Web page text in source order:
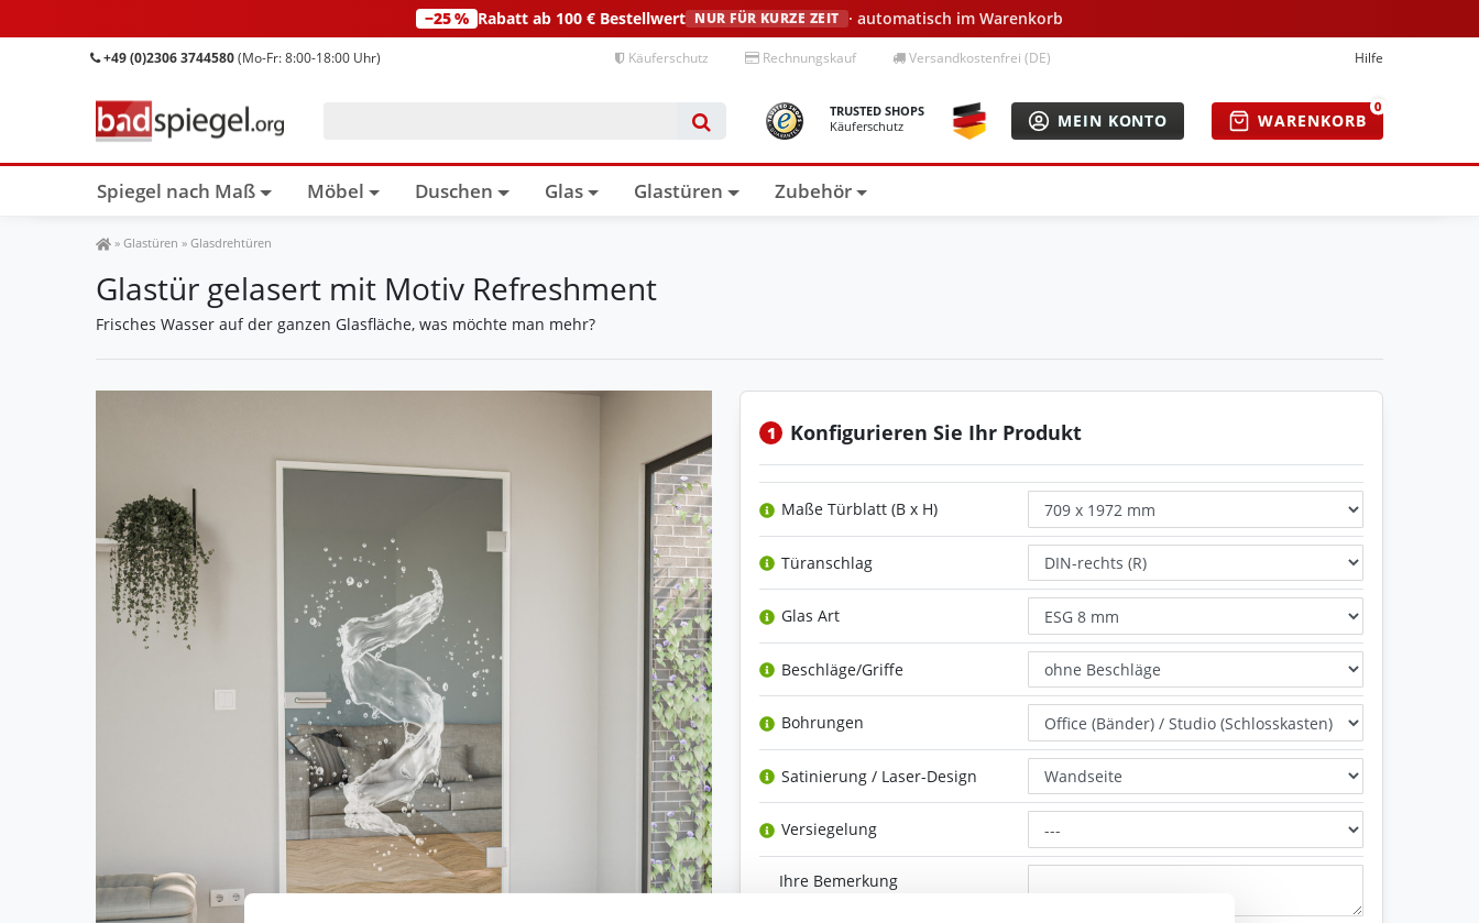
−25 % Rabatt ab 100 € Bestellwert NUR FÜR KURZE ZEIT · automatisch im Warenkorb
+49 (0)2306 3744580(Mo-Fr: 8:00-18:00 Uhr) Käuferschutz Rechnungskauf Versandkostenfrei (DE) Hilfe
TRUSTED SHOPS
Käuferschutz
MEIN KONTO WARENKORB
0
Spiegel nach Maß Möbel Duschen Glas Glastüren Zubehör
Spiegel Shop
» Glastüren » Glasdrehtüren
Glastür gelasert mit Motiv Refreshment
Frisches Wasser auf der ganzen Glasfläche, was möchte man mehr?
1 Konfigurieren Sie Ihr Produkt
Maße Türblatt (B x H)
Türanschlag
Glas Art
Beschläge/Griffe
Bohrungen
Satinierung / Laser-Design
Versiegelung
Ihre Bemerkung